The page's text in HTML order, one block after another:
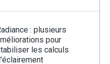
: plusieurs
pour
les calculs